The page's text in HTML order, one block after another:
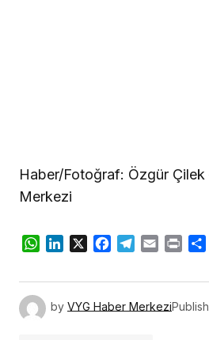
Haber/Fotoğraf: Özgür Çilek
Merkezi
WhatsApp
LinkedIn
X Facebook
Telegram
Email Print
by VYG Haber Merkezi